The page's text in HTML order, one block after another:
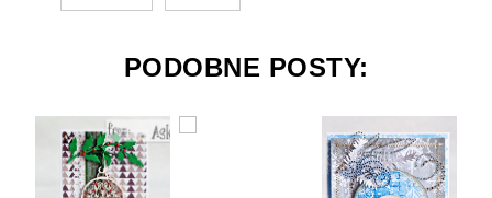
PODOBNE POSTY: